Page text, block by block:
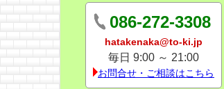
086-272-3308
hatakenaka@to-ki.jp
毎日 9:00 ～ 21:00
お問合せ・ご相談はこちら